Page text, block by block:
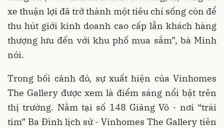
xe thuận lợi đã trở thành một tiêu chí sống còn để
thu hút giới kinh doanh cao cấp lẫn khách hàng
thượng lưu đến với khu phố mua sắm”, bà Minh
nói.
Trong bối cảnh đó, sự xuất hiện của Vinhomes
The Gallery được xem là điểm sáng nổi bật trên
thị trường. Nằm tại số 148 Giảng Võ - nơi “trái
tim” Ba Đình lịch sử - Vinhomes The Gallery tiên